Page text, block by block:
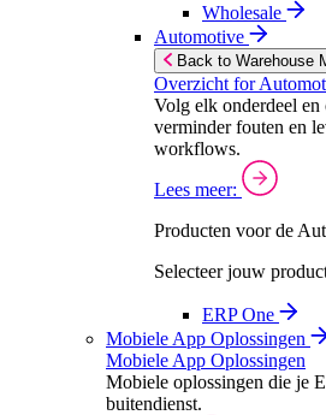
Wholesale
Automotive
Back to Warehouse
Overzicht for
Volg elk onderdeel en
verminder fouten en
workflows.
Lees meer:
Producten voor de
Selecteer jouw
ERP One
Mobiele App Oplossingen
Mobiele App Oplossingen
Mobiele oplossingen die je
buitendienst.